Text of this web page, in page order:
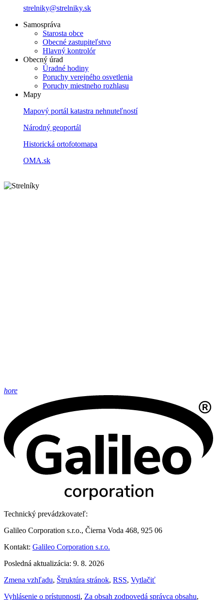
strelniky@strelniky.sk
Samospráva
Starosta obce
Obecné zastupiteľstvo
Hlavný kontrolór
Obecný úrad
Úradné hodiny
Poruchy verejného osvetlenia
Poruchy miestneho rozhlasu
Mapy
Mapový portál katastra nehnuteľností
Národný geoportál
Historická ortofotomapa
OMA.sk
hore
Technický prevádzkovateľ:
Galileo Corporation s.r.o., Čierna Voda 468, 925 06
Kontakt: Galileo Corporation s.r.o.
Posledná aktualizácia: 9. 8. 2026
Zmena vzhľadu, Štruktúra stránok, RSS, Vytlačiť
Vyhlásenie o prístupnosti, Za obsah zodpovedá správca obsahu,